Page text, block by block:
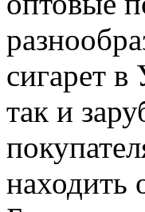
сигарет
так и
находить